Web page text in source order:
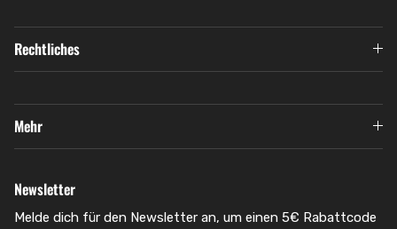
Rechtliches
Mehr
Newsletter
Melde dich für den Newsletter an, um einen 5€ Rabattcode